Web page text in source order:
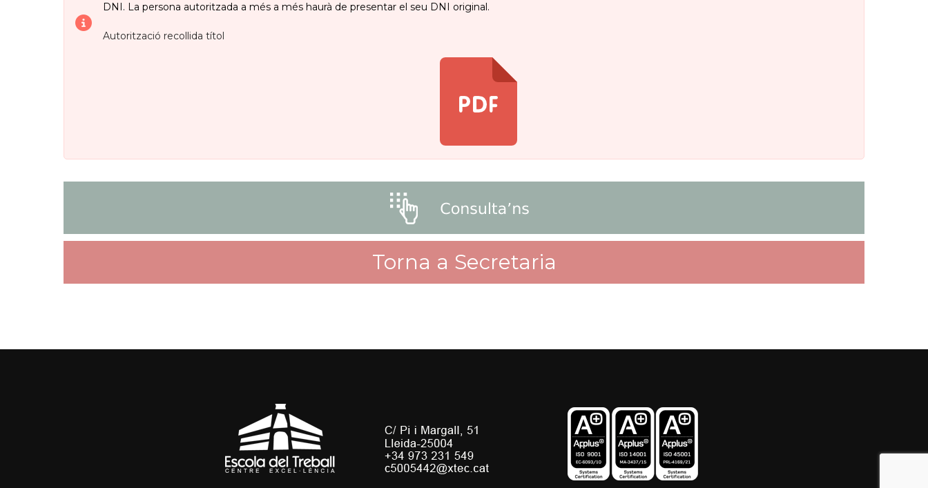
DNI. La persona autoritzada a més a més haurà de presentar el seu DNI original.
Autorització recollida títol
Torna a Secretaria